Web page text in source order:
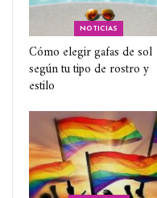
NOTICIAS
Cómo elegir gafas de sol
según tu tipo de rostro y
estilo